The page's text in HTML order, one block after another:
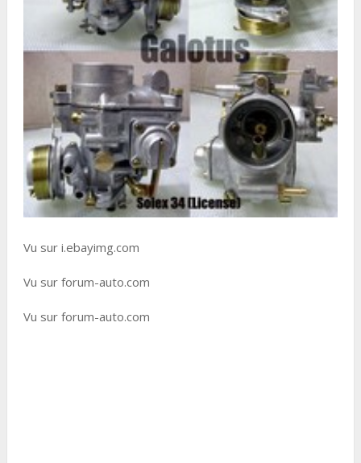
Vu sur i.ebayimg.com
Vu sur forum-auto.com
Vu sur forum-auto.com